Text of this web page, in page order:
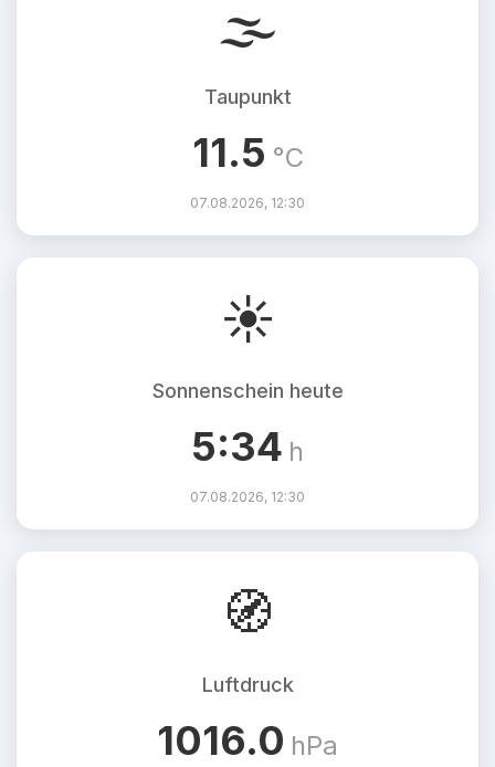
🌫️
Taupunkt
11.5 °C
07.08.2026, 12:30
☀️
Sonnenschein heute
5:34 h
07.08.2026, 12:30
🧭
Luftdruck
1016.0 hPa